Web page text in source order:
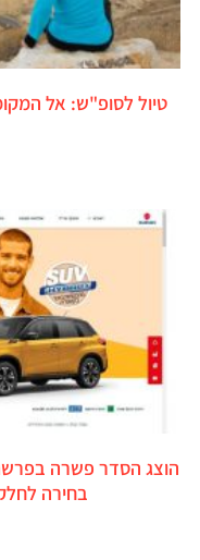
טיול לסופ"ש: אל
בחירה